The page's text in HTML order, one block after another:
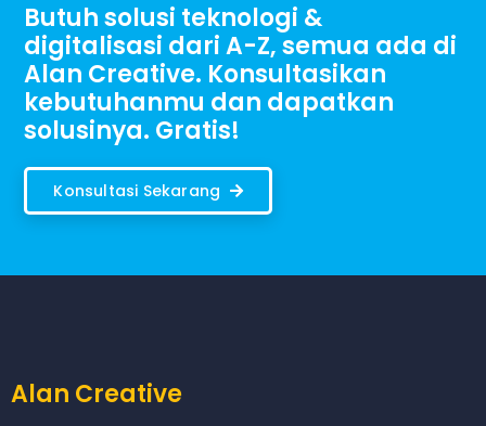
Butuh solusi teknologi &
digitalisasi dari A-Z, semua ada di
Alan Creative. Konsultasikan
kebutuhanmu dan dapatkan
solusinya. Gratis!
Konsultasi Sekarang
Alan Creative